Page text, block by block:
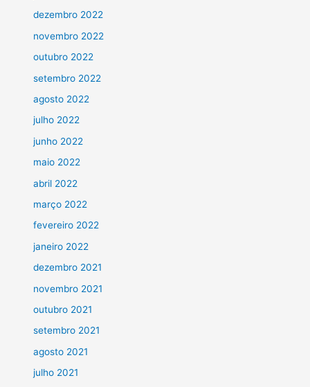
dezembro 2022
novembro 2022
outubro 2022
setembro 2022
agosto 2022
julho 2022
junho 2022
maio 2022
abril 2022
março 2022
fevereiro 2022
janeiro 2022
dezembro 2021
novembro 2021
outubro 2021
setembro 2021
agosto 2021
julho 2021